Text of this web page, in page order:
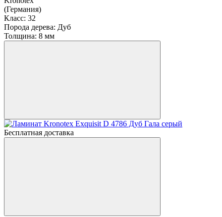
(Германия)
Класс: 32
Порода дерева: Дуб
Толщина: 8 мм
Бесплатная доставка